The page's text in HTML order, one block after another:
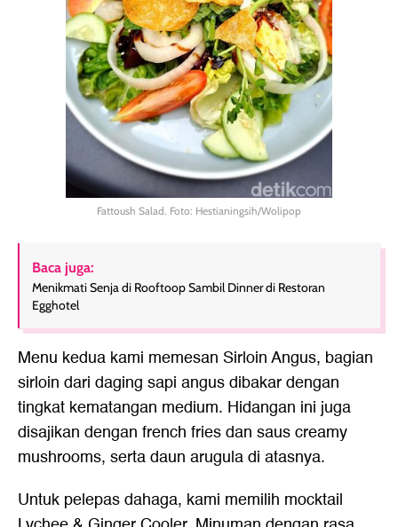
Fattoush Salad. Foto: Hestianingsih/Wolipop
Baca juga:
Menikmati Senja di Rooftoop Sambil Dinner di Restoran
Egghotel
Menu kedua kami memesan Sirloin Angus, bagian
sirloin dari daging sapi angus dibakar dengan
tingkat kematangan medium. Hidangan ini juga
disajikan dengan french fries dan saus creamy
mushrooms, serta daun arugula di atasnya.
Untuk pelepas dahaga, kami memilih mocktail